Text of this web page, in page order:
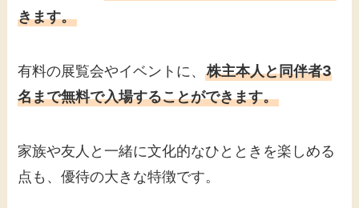
きます。
有料の展覧会やイベントに、株主本人と同伴者3
名まで無料で入場することができます。
家族や友人と一緒に文化的なひとときを楽しめる
点も、優待の大きな特徴です。